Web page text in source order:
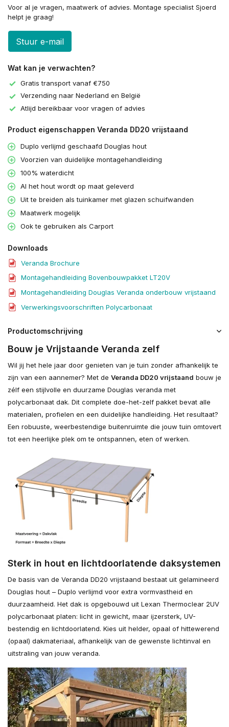
Voor al je vragen, maatwerk of advies. Montage specialist Sjoerd
helpt je graag!
Stuur e-mail
Wat kan je verwachten?
Gratis transport vanaf €750
Verzending naar Nederland en België
Atlijd bereikbaar voor vragen of advies
Product eigenschappen Veranda DD20 vrijstaand
Duplo verlijmd geschaafd Douglas hout
Voorzien van duidelijke montagehandleiding
100% waterdicht
Al het hout wordt op maat geleverd
Uit te breiden als tuinkamer met glazen schuifwanden
Maatwerk mogelijk
Ook te gebruiken als Carport
Downloads
Veranda Brochure
Montagehandleiding Bovenbouwpakket LT20V
Montagehandleiding Douglas Veranda onderbouw vrijstaand
Verwerkingsvoorschriften Polycarbonaat
Productomschrijving
Bouw je Vrijstaande Veranda zelf
Wil jij het hele jaar door genieten van je tuin zonder afhankelijk te
zijn van een aannemer? Met de Veranda DD20 vrijstaand bouw je
zélf een stijlvolle en duurzame Douglas veranda met
polycarbonaat dak. Dit complete doe-het-zelf pakket bevat alle
materialen, profielen en een duidelijke handleiding. Het resultaat?
Een robuuste, weerbestendige buitenruimte die jouw tuin omtovert
tot een heerlijke plek om te ontspannen, eten of werken.
Sterk in hout en lichtdoorlatende daksystemen
De basis van de Veranda DD20 vrijstaand bestaat uit gelamineerd
Douglas hout – Duplo verlijmd voor extra vormvastheid en
duurzaamheid. Het dak is opgebouwd uit Lexan Thermoclear 2UV
polycarbonaat platen: licht in gewicht, maar ijzersterk, UV-
bestendig en lichtdoorlatend. Kies uit helder, opaal of hittewerend
(opaal) dakmateriaal, afhankelijk van de gewenste lichtinval en
uitstraling van jouw veranda.